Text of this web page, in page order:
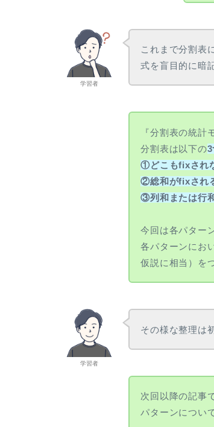
\Cov {\mathrm{Cov}} \\
\\ \gdef \HG
{\mathrm{HG}} \\ \gdef
\Geo {\mathrm{Geo}}\\
\gdef \N {\mathrm{N}}
\\ \gdef \LN
\U {\mathrm{U}} \\
\gdef \t {\mathrm{t}} \\
\gdef \F {\mathrm{F}}
{\mathrm{Exp}} \\ \gdef
\Ga {\mathrm{Ga}} \\
\gdef \Be {\mathrm{Be}}
{\mathrm{NB}} \\ \gdef
\tr {\mathrm{tr}}
学習者
これまで分割表
式を盲目的に暗
『分割表の統計
分割表は以下の
①どこもfixされ
②総和がfixされ
③列和または行
今回は各パター
各パターンにお
仮説に相当）を
学習者
その様な整理は
次回以降の記事
パターンについ